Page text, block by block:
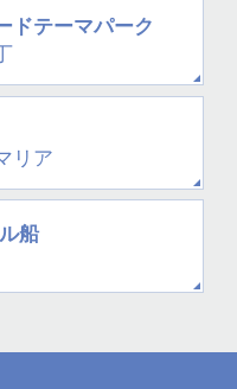
ドテーマパーク
リア
船